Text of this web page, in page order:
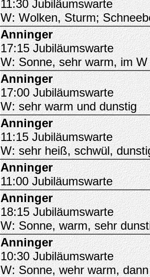
11:30 Jubiläumswarte
W: Wolken, Sturm;
Anninger
17:15 Jubiläumswarte
W: Sonne, sehr warm, im
Anninger
17:00 Jubiläumswarte
W: sehr warm und dunstig
Anninger
11:15 Jubiläumswarte
W: sehr heiß, schwül,
Anninger
11:00 Jubiläumswarte
Anninger
18:15 Jubiläumswarte
W: Sonne, warm, sehr
Anninger
10:30 Jubiläumswarte
W: Sonne, wehr warm,